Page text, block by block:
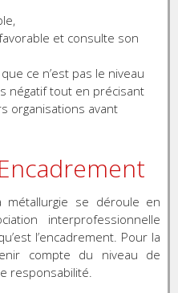
et consulte son
ce n’est pas le niveau
négatif tout en précisant
organisations avant
métallurgie se déroule en
interprofessionnelle
l’encadrement. Pour la
compte du niveau de
responsabilité.